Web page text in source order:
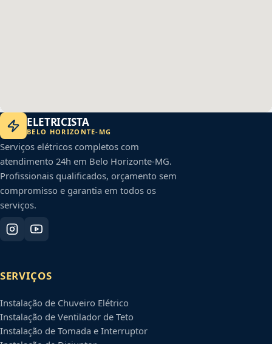
ELETRICISTA
BELO HORIZONTE- MG
Serviços elétricos completos com
atendimento 24h em Belo Horizonte-MG.
Profissionais qualificados, orçamento sem
compromisso e garantia em todos os
serviços.
SERVIÇOS
Instalação de Chuveiro Elétrico
Instalação de Ventilador de Teto
Instalação de Tomada e Interruptor